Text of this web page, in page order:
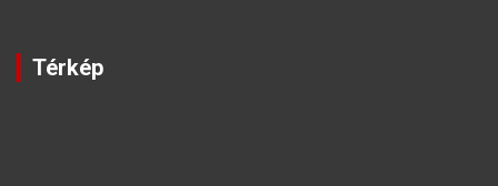
Térkép